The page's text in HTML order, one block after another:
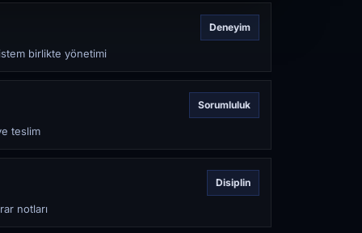
Deneyim
birlikte yönetimi
Sorumluluk
teslim
Disiplin
notları